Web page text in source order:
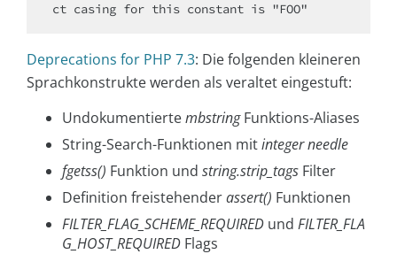
Deprecations for PHP 7.3: Die folgenden kleineren
Sprachkonstrukte werden als veraltet eingestuft:
UndokumentiertembstringFunktions-Aliases
String-Search-Funktionen mitinteger needle
fgetss() Funktion und string.strip_tags Filter
Definition freistehenderassert() Funktionen
FILTER_FLAG_SCHEME_REQUIRED und FILTER_FLA
G_HOST_REQUIRED Flags